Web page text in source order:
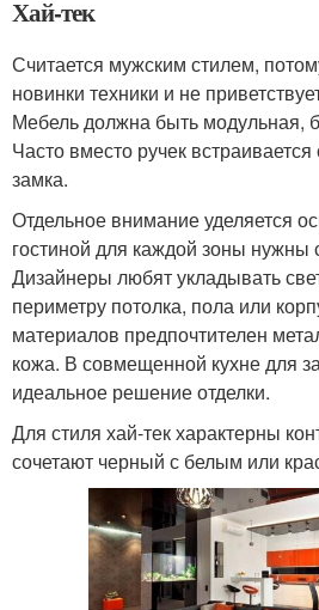
Хай-тек
Считается мужским стилем,
новинки техники и не
Мебель должна быть модульная,
Часто вместо ручек
замка.
Отдельное внимание уделяется
гостиной для каждой зоны нужны
Дизайнеры любят укладывать
периметру потолка, пола или
материалов предпочтителен
кожа. В совмещенной кухне для
идеальное решение отделки.
Для стиля хай-тек характерны
сочетают черный с белым или